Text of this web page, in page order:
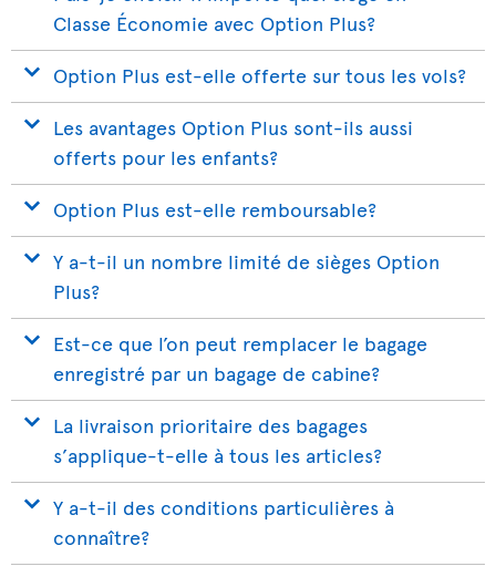
Classe Économie avec Option Plus?
Option Plus est-elle offerte sur tous les vols?
Les avantages Option Plus sont-ils aussi
offerts pour les enfants?
Option Plus est-elle remboursable?
Y a-t-il un nombre limité de sièges Option
Plus?
Est-ce que l’on peut remplacer le bagage
enregistré par un bagage de cabine?
La livraison prioritaire des bagages
s’applique-t-elle à tous les articles?
Y a-t-il des conditions particulières à
connaître?